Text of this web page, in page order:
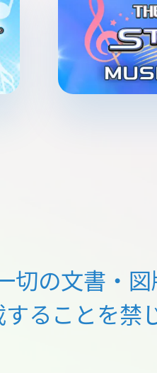
切の文書・
ることを禁